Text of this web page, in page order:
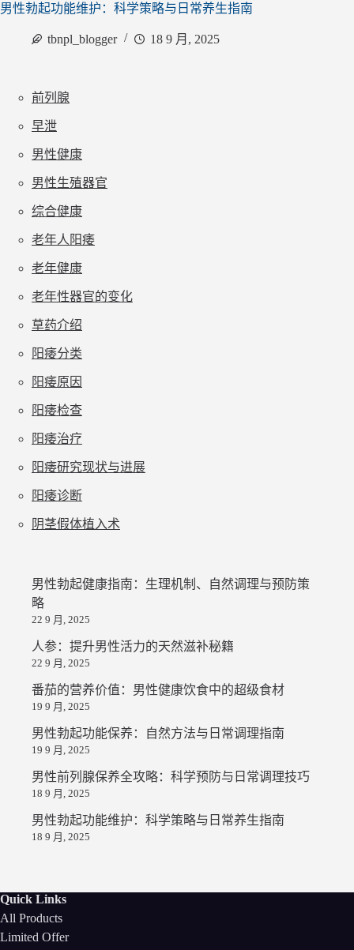
男性勃起功能维护：科学策略与日常养生指南
tbnpl_blogger 18 9 月, 2025
前列腺
早泄
男性健康
男性生殖器官
综合健康
老年人阳痿
老年健康
老年性器官的变化
草药介绍
阳痿分类
阳痿原因
阳痿检查
阳痿治疗
阳痿研究现状与进展
阳痿诊断
阴茎假体植入术
男性勃起健康指南：生理机制、自然调理与预防策
略
22 9 月, 2025
人参：提升男性活力的天然滋补秘籍
22 9 月, 2025
番茄的营养价值：男性健康饮食中的超级食材
19 9 月, 2025
男性勃起功能保养：自然方法与日常调理指南
19 9 月, 2025
男性前列腺保养全攻略：科学预防与日常调理技巧
18 9 月, 2025
男性勃起功能维护：科学策略与日常养生指南
18 9 月, 2025
Quick Links
All Products
Limited Offer